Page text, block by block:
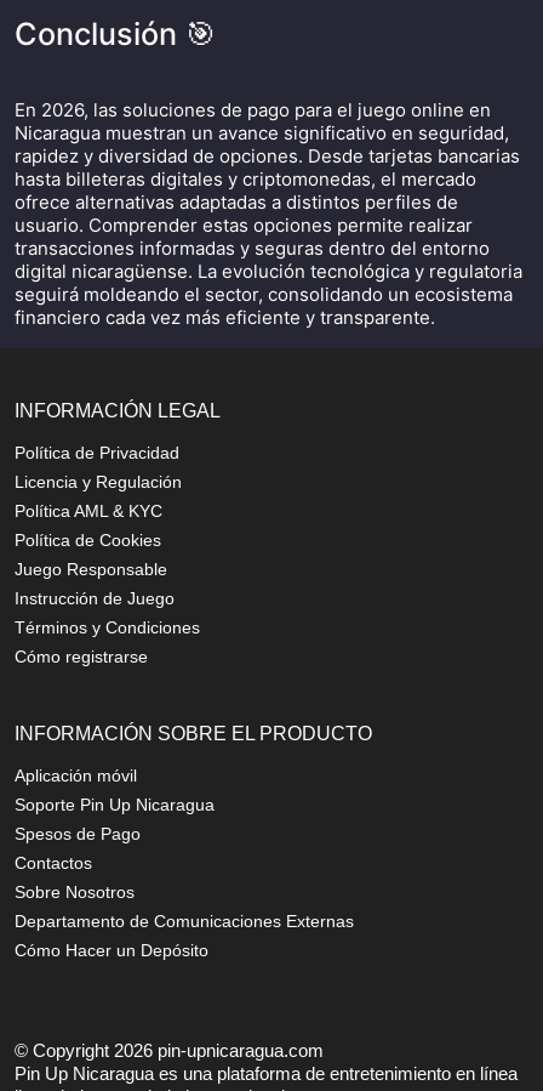
Conclusión 🎯
En 2026, las soluciones de pago para el juego online en
Nicaragua muestran un avance significativo en seguridad,
rapidez y diversidad de opciones. Desde tarjetas bancarias
hasta billeteras digitales y criptomonedas, el mercado
ofrece alternativas adaptadas a distintos perfiles de
usuario. Comprender estas opciones permite realizar
transacciones informadas y seguras dentro del entorno
digital nicaragüense. La evolución tecnológica y regulatoria
seguirá moldeando el sector, consolidando un ecosistema
financiero cada vez más eficiente y transparente.
INFORMACIÓN LEGAL
Política de Privacidad
Licencia y Regulación
Política AML & KYC
Política de Cookies
Juego Responsable
Instrucción de Juego
Términos y Condiciones
Cómo registrarse
INFORMACIÓN SOBRE EL PRODUCTO
Aplicación móvil
Soporte Pin Up Nicaragua
Spesos de Pago
Contactos
Sobre Nosotros
Departamento de Comunicaciones Externas
Cómo Hacer un Depósito
© Copyright 2026 pin-upnicaragua.com
Pin Up Nicaragua es una plataforma de entretenimiento en línea